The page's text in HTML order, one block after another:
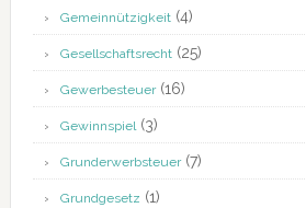
Gemeinnützigkeit(4)
Gesellschaftsrecht(25)
Gewerbesteuer(16)
Gewinnspiel(3)
Grunderwerbsteuer(7)
Grundgesetz (1)